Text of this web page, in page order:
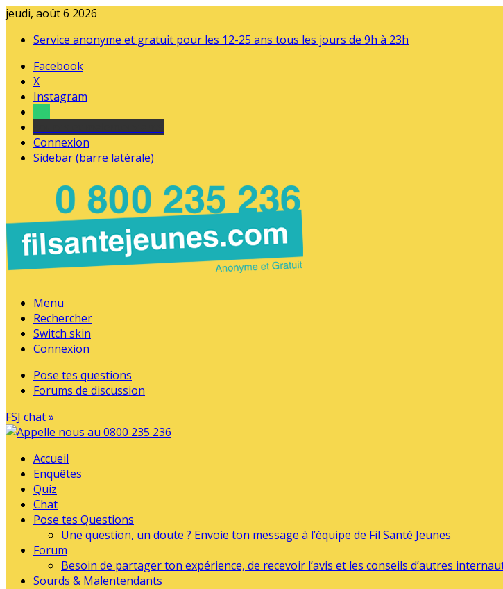
jeudi, août 6 2026
Service anonyme et gratuit pour les 12-25 ans tous les jours de 9h à 23h
Facebook
X
Instagram
Connexion
Sidebar (barre latérale)
Menu
Rechercher
Switch skin
Connexion
Pose tes questions
Forums de discussion
FSJ chat »
Accueil
Enquêtes
Quiz
Chat
Pose tes Questions
Une question, un doute ? Envoie ton message à l’équipe de Fil Santé Jeunes
Forum
Besoin de partager ton expérience, de recevoir l’avis et les conseils d’autres
Sourds & Malentendants